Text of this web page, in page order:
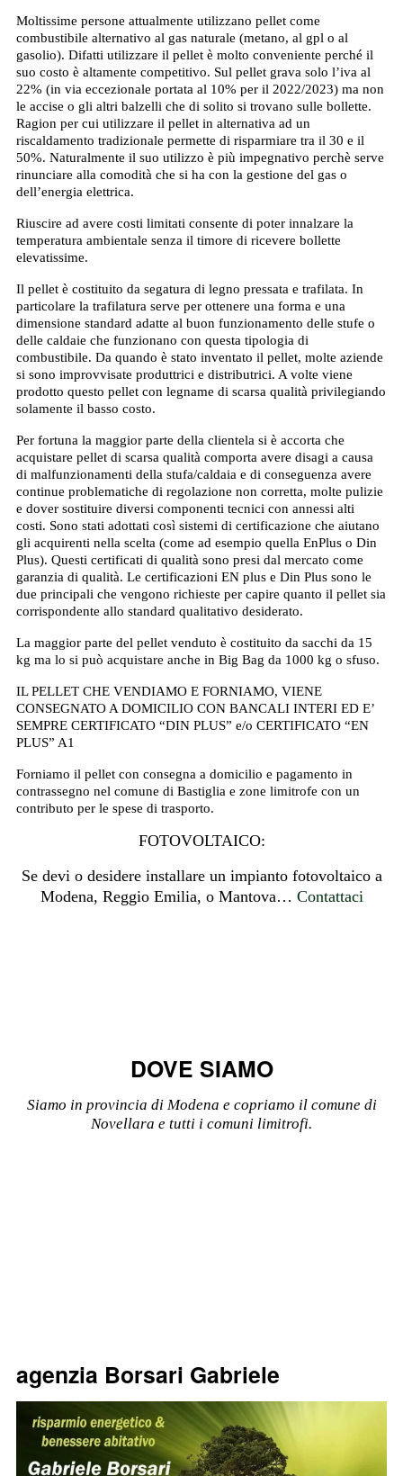
Moltissime persone attualmente utilizzano pellet come
combustibile alternativo al gas naturale (metano, al gpl o al
gasolio). Difatti utilizzare il pellet è molto conveniente perché il
suo costo è altamente competitivo. Sul pellet grava solo l’iva al
22% (in via eccezionale portata al 10% per il 2022/2023) ma non
le accise o gli altri balzelli che di solito si trovano sulle bollette.
Ragion per cui utilizzare il pellet in alternativa ad un
riscaldamento tradizionale permette di risparmiare tra il 30 e il
50%. Naturalmente il suo utilizzo è più impegnativo perchè serve
rinunciare alla comodità che si ha con la gestione del gas o
dell’energia elettrica.
Riuscire ad avere costi limitati consente di poter innalzare la
temperatura ambientale senza il timore di ricevere bollette
elevatissime.
Il pellet è costituito da segatura di legno pressata e trafilata. In
particolare la trafilatura serve per ottenere una forma e una
dimensione standard adatte al buon funzionamento delle stufe o
delle caldaie che funzionano con questa tipologia di
combustibile. Da quando è stato inventato il pellet, molte aziende
si sono improvvisate produttrici e distributrici. A volte viene
prodotto questo pellet con legname di scarsa qualità privilegiando
solamente il basso costo.
Per fortuna la maggior parte della clientela si è accorta che
acquistare pellet di scarsa qualità comporta avere disagi a causa
di malfunzionamenti della stufa/caldaia e di conseguenza avere
continue problematiche di regolazione non corretta, molte pulizie
e dover sostituire diversi componenti tecnici con annessi alti
costi. Sono stati adottati così sistemi di certificazione che aiutano
gli acquirenti nella scelta (come ad esempio quella EnPlus o Din
Plus). Questi certificati di qualità sono presi dal mercato come
garanzia di qualità. Le certificazioni EN plus e Din Plus sono le
due principali che vengono richieste per capire quanto il pellet sia
corrispondente allo standard qualitativo desiderato.
La maggior parte del pellet venduto è costituito da sacchi da 15
kg ma lo si può acquistare anche in Big Bag da 1000 kg o sfuso.
IL PELLET CHE VENDIAMO E FORNIAMO, VIENE
CONSEGNATO A DOMICILIO CON BANCALI INTERI ED E’
SEMPRE CERTIFICATO “DIN PLUS” e/o CERTIFICATO “EN
PLUS” A1
Forniamo il pellet con consegna a domicilio e pagamento in
contrassegno nel comune di Bastiglia e zone limitrofe con un
contributo per le spese di trasporto.
FOTOVOLTAICO:
Se devi o desidere installare un impianto fotovoltaico a
Modena, Reggio Emilia, o Mantova… Contattaci
DOVE SIAMO
Siamo in provincia di Modena e copriamo il comune di
Novellara e tutti i comuni limitrofi.
agenzia Borsari Gabriele